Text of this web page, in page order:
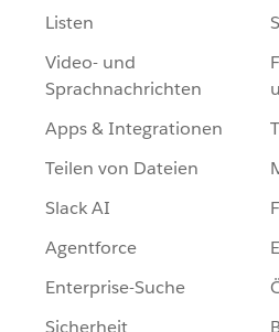
Listen
Video- und
Sprachnachrichten
Apps & Integrationen
Teilen von Dateien
Slack AI
Agentforce
Enterprise-Suche
Sicherheit